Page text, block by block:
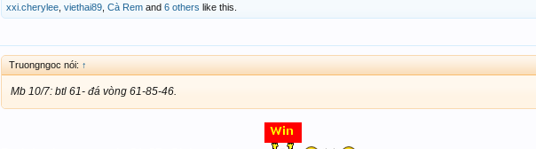
xxi.cherylee viethai89 Cà Rem and 6 others like this.
Truongngoc nói: ↑
Mb 10/7: btl 61- đá vòng 61-85-46.